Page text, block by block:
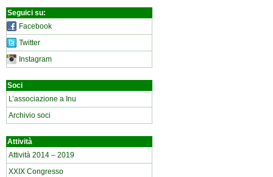
Seguici su:
Facebook
Twitter
Instagram
Soci
L’associazione a Inu
Archivio soci
Attività
Attività 2014 – 2019
XXIX Congresso